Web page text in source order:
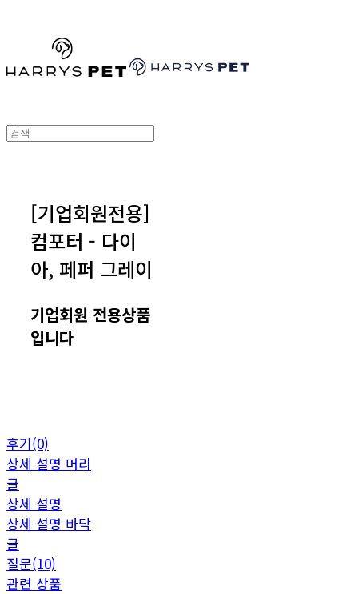
[기업회원전용]
컴포터 - 다이
아, 페퍼 그레이
기업회원 전용상품
입니다
후기(0)
상세 설명 머리
글
상세 설명
상세 설명 바닥
글
질문(10)
관련 상품